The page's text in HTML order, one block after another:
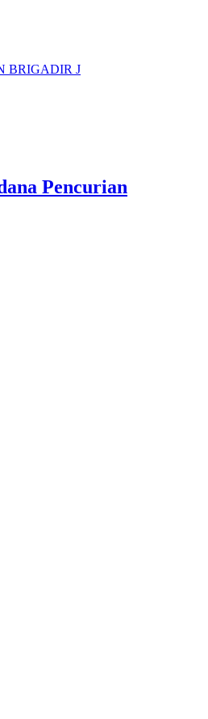
BRIGADIR J
Pencurian